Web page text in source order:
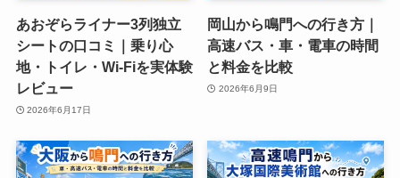
あおぞらライナー3列独立
シートの口コミ｜乗り心
地・トイレ・Wi-Fiを実体験
レビュー
2026年6月17日
岡山から鳴門への行き方｜
高速バス・車・電車の時間
と料金を比較
2026年6月9日